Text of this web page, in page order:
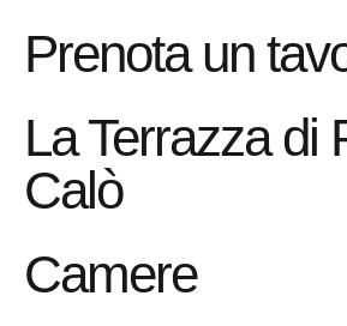
Prenota un
La Terrazza di
Calò
Camere